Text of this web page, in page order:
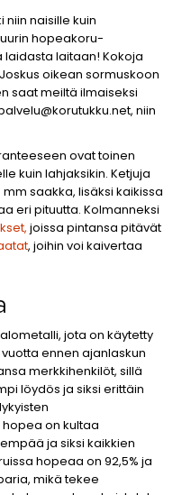
naisille kuin
hopeakoru-
laitaan! Kokoja
oikean sormuskoon
saat meiltä ilmaiseksi
, niin
ovat toinen
kuin lahjaksikin. Ketjuja
saakka, lisäksi kaikissa
eri pituutta. Kolmanneksi
joissa pintansa pitävät
, joihin voi kaivertaa
jota on käytetty
ennen ajanlaskun
merkkihenkilöt, sillä
löydös ja siksi erittäin
on kultaa
ja siksi kaikkien
hopeaa on 92,5% ja
mikä tekee